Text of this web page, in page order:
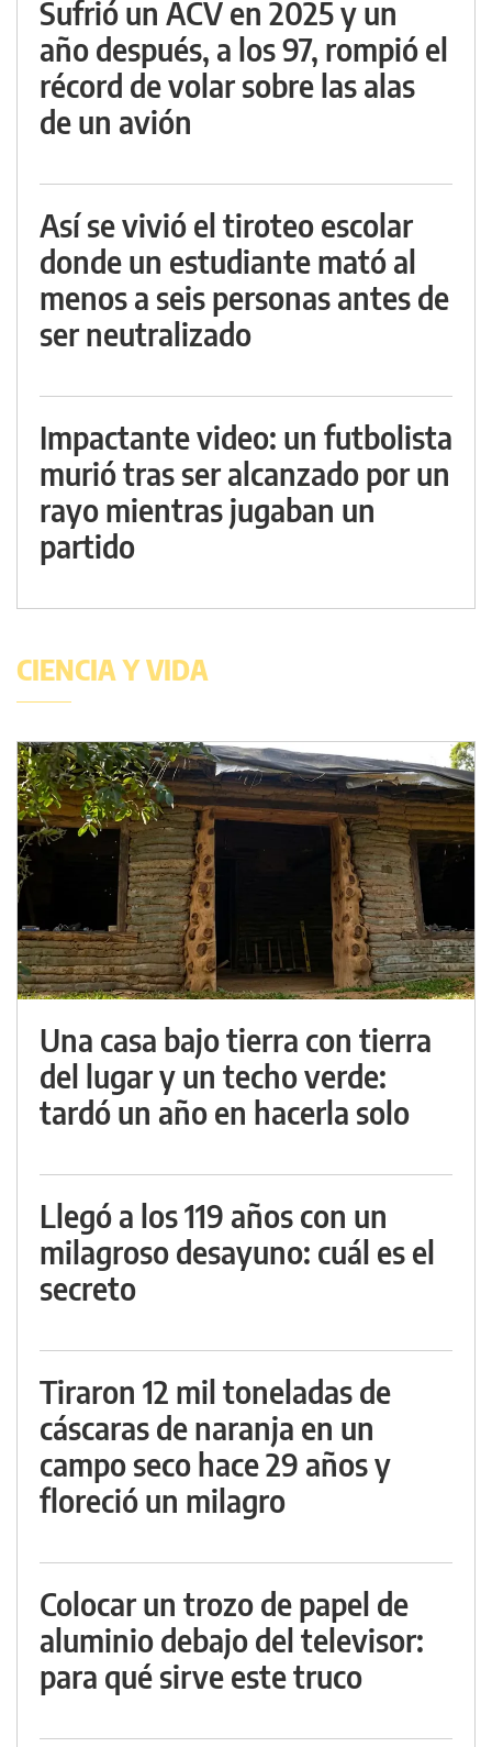
Sufrió un ACV en 2025 y un
año después, a los 97, rompió el
récord de volar sobre las alas
de un avión
Así se vivió el tiroteo escolar
donde un estudiante mató al
menos a seis personas antes de
ser neutralizado
Impactante video: un futbolista
murió tras ser alcanzado por un
rayo mientras jugaban un
partido
CIENCIA Y VIDA
Una casa bajo tierra con tierra
del lugar y un techo verde:
tardó un año en hacerla solo
Llegó a los 119 años con un
milagroso desayuno: cuál es el
secreto
Tiraron 12 mil toneladas de
cáscaras de naranja en un
campo seco hace 29 años y
floreció un milagro
Colocar un trozo de papel de
aluminio debajo del televisor:
para qué sirve este truco